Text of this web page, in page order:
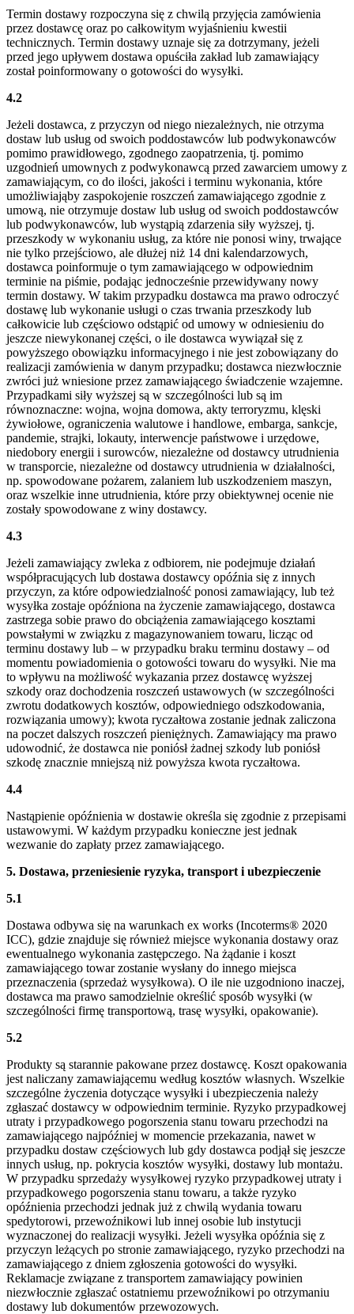
Termin dostawy rozpoczyna się z chwilą przyjęcia zamówienia
przez dostawcę oraz po całkowitym wyjaśnieniu kwestii
technicznych. Termin dostawy uznaje się za dotrzymany, jeżeli
przed jego upływem dostawa opuściła zakład lub zamawiający
został poinformowany o gotowości do wysyłki.
4.2
Jeżeli dostawca, z przyczyn od niego niezależnych, nie otrzyma
dostaw lub usług od swoich poddostawców lub podwykonawców
pomimo prawidłowego, zgodnego zaopatrzenia, tj. pomimo
uzgodnień umownych z podwykonawcą przed zawarciem umowy z
zamawiającym, co do ilości, jakości i terminu wykonania, które
umożliwiająby zaspokojenie roszczeń zamawiającego zgodnie z
umową, nie otrzymuje dostaw lub usług od swoich poddostawców
lub podwykonawców, lub wystąpią zdarzenia siły wyższej, tj.
przeszkody w wykonaniu usług, za które nie ponosi winy, trwające
nie tylko przejściowo, ale dłużej niż 14 dni kalendarzowych,
dostawca poinformuje o tym zamawiającego w odpowiednim
terminie na piśmie, podając jednocześnie przewidywany nowy
termin dostawy. W takim przypadku dostawca ma prawo odroczyć
dostawę lub wykonanie usługi o czas trwania przeszkody lub
całkowicie lub częściowo odstąpić od umowy w odniesieniu do
jeszcze niewykonanej części, o ile dostawca wywiązał się z
powyższego obowiązku informacyjnego i nie jest zobowiązany do
realizacji zamówienia w danym przypadku; dostawca niezwłocznie
zwróci już wniesione przez zamawiającego świadczenie wzajemne.
Przypadkami siły wyższej są w szczególności lub są im
równoznaczne: wojna, wojna domowa, akty terroryzmu, klęski
żywiołowe, ograniczenia walutowe i handlowe, embarga, sankcje,
pandemie, strajki, lokauty, interwencje państwowe i urzędowe,
niedobory energii i surowców, niezależne od dostawcy utrudnienia
w transporcie, niezależne od dostawcy utrudnienia w działalności,
np. spowodowane pożarem, zalaniem lub uszkodzeniem maszyn,
oraz wszelkie inne utrudnienia, które przy obiektywnej ocenie nie
zostały spowodowane z winy dostawcy.
4.3
Jeżeli zamawiający zwleka z odbiorem, nie podejmuje działań
współpracujących lub dostawa dostawcy opóźnia się z innych
przyczyn, za które odpowiedzialność ponosi zamawiający, lub też
wysyłka zostaje opóźniona na życzenie zamawiającego, dostawca
zastrzega sobie prawo do obciążenia zamawiającego kosztami
powstałymi w związku z magazynowaniem towaru, licząc od
terminu dostawy lub – w przypadku braku terminu dostawy – od
momentu powiadomienia o gotowości towaru do wysyłki. Nie ma
to wpływu na możliwość wykazania przez dostawcę wyższej
szkody oraz dochodzenia roszczeń ustawowych (w szczególności
zwrotu dodatkowych kosztów, odpowiedniego odszkodowania,
rozwiązania umowy); kwota ryczałtowa zostanie jednak zaliczona
na poczet dalszych roszczeń pieniężnych. Zamawiający ma prawo
udowodnić, że dostawca nie poniósł żadnej szkody lub poniósł
szkodę znacznie mniejszą niż powyższa kwota ryczałtowa.
4.4
Nastąpienie opóźnienia w dostawie określa się zgodnie z przepisami
ustawowymi. W każdym przypadku konieczne jest jednak
wezwanie do zapłaty przez zamawiającego.
5. Dostawa, przeniesienie ryzyka, transport i ubezpieczenie
5.1
Dostawa odbywa się na warunkach ex works (Incoterms® 2020
ICC), gdzie znajduje się również miejsce wykonania dostawy oraz
ewentualnego wykonania zastępczego. Na żądanie i koszt
zamawiającego towar zostanie wysłany do innego miejsca
przeznaczenia (sprzedaż wysyłkowa). O ile nie uzgodniono inaczej,
dostawca ma prawo samodzielnie określić sposób wysyłki (w
szczególności firmę transportową, trasę wysyłki, opakowanie).
5.2
Produkty są starannie pakowane przez dostawcę. Koszt opakowania
jest naliczany zamawiającemu według kosztów własnych. Wszelkie
szczególne życzenia dotyczące wysyłki i ubezpieczenia należy
zgłaszać dostawcy w odpowiednim terminie. Ryzyko przypadkowej
utraty i przypadkowego pogorszenia stanu towaru przechodzi na
zamawiającego najpóźniej w momencie przekazania, nawet w
przypadku dostaw częściowych lub gdy dostawca podjął się jeszcze
innych usług, np. pokrycia kosztów wysyłki, dostawy lub montażu.
W przypadku sprzedaży wysyłkowej ryzyko przypadkowej utraty i
przypadkowego pogorszenia stanu towaru, a także ryzyko
opóźnienia przechodzi jednak już z chwilą wydania towaru
spedytorowi, przewoźnikowi lub innej osobie lub instytucji
wyznaczonej do realizacji wysyłki. Jeżeli wysyłka opóźnia się z
przyczyn leżących po stronie zamawiającego, ryzyko przechodzi na
zamawiającego z dniem zgłoszenia gotowości do wysyłki.
Reklamacje związane z transportem zamawiający powinien
niezwłocznie zgłaszać ostatniemu przewoźnikowi po otrzymaniu
dostawy lub dokumentów przewozowych.